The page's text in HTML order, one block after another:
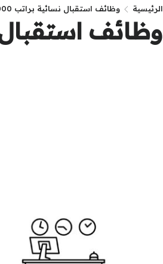
الرئيسية وظائف استقبال نسائية براتب 5000 ريال دوام جزئي عبر جدارات
وظائف استقبال نسائية براتب